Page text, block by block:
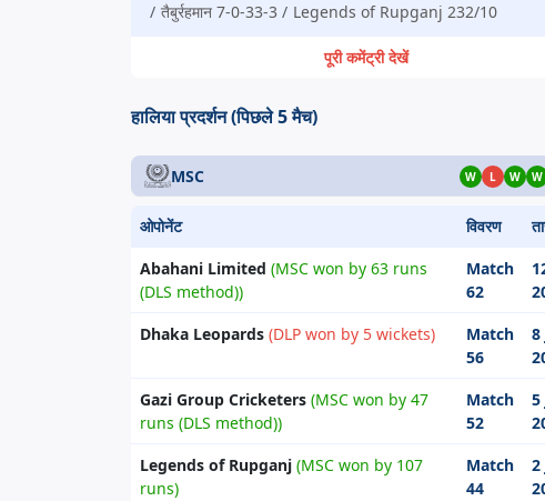
तैबुर्रहमान 7-0-33-3
Legends of Rupganj 232/10
पूरी कमेंट्री देखें
हालिया प्रदर्शन (पिछले 5 मैच)
MSC W L W W
ओपोनेंट विवरण
Abahani Limited (MSC won by 63 runs
(DLS method))
Match
62
Dhaka Leopards (DLP won by 5 wickets)
Match
56
8
Gazi Group Cricketers (MSC won by 47
runs (DLS method))
Match
52
5
Legends of Rupganj (MSC won by 107
runs)
Match
44
2